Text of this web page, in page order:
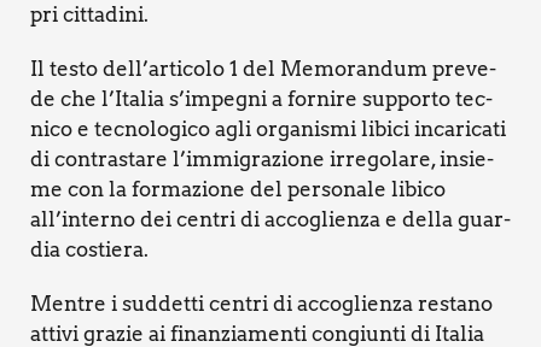
pri cit­ta­di­ni.
Il testo dell’articolo 1 del Memo­ran­dum pre­ve­
de che l’Italia s’impegni a for­ni­re sup­por­to tec­
ni­co e tec­no­lo­gi­co agli orga­ni­smi libi­ci inca­ri­ca­ti
di con­tra­sta­re l’immigrazione irre­go­la­re, insie­
me con la for­ma­zio­ne del per­so­na­le libi­co
all’interno dei cen­tri di acco­glien­za e del­la guar­
dia costie­ra.
Men­tre i sud­det­ti cen­tri di acco­glien­za resta­no
atti­vi gra­zie ai finan­zia­men­ti con­giun­ti di Ita­lia